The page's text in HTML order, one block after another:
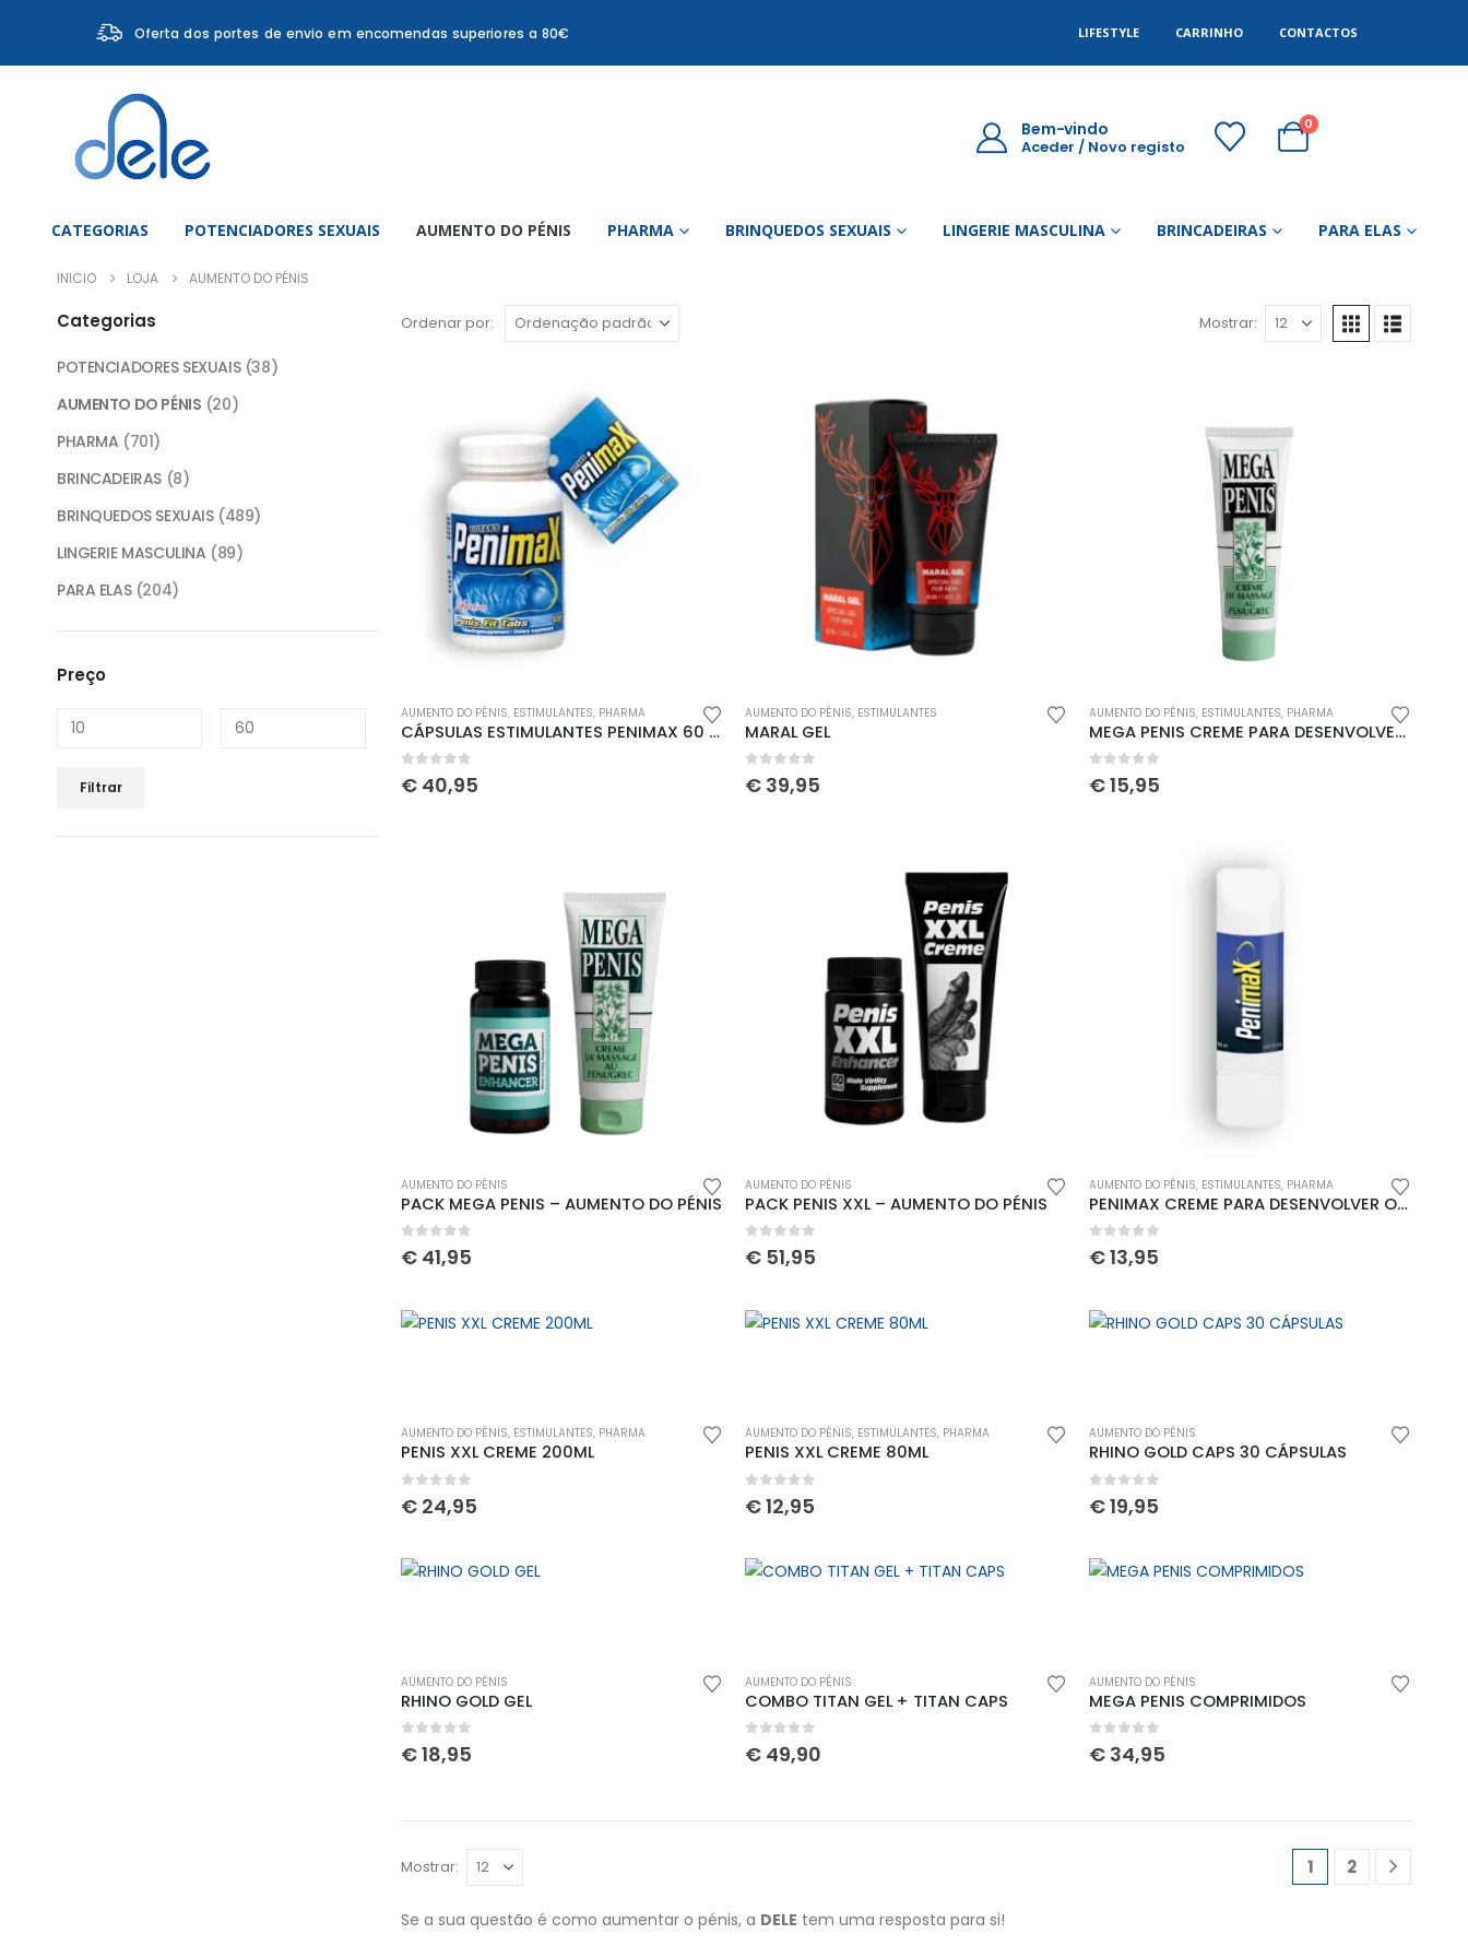
Oferta dos portes de envio em encomendas superiores a 80€ LIFESTYLE CARRINHO CONTACTOS
Bem-vindo
Aceder / Novo registo
0
CATEGORIAS POTENCIADORES SEXUAIS AUMENTO DO PÉNIS PHARMA BRINQUEDOS SEXUAIS LINGERIE MASCULINA BRINCADEIRAS PARA ELAS
INICIO LOJA AUMENTO DO PÉNIS
Ordenar por: Mostrar:
AUMENTO DO PÉNIS, ESTIMULANTES, PHARMA
CÁPSULAS ESTIMULANTES PENIMAX 60 COMPRIMIDOS
out of 5
€ 40,95
AUMENTO DO PÉNIS, ESTIMULANTES
MARAL GEL
out of 5
€39,95
AUMENTO DO PÉNIS, ESTIMULANTES, PHARMA
MEGA PENIS CREME PARA DESENVOLVER O PÉNIS 75ML
out of 5
€15,95
AUMENTO DO PÉNIS
PACK MEGA PENIS – AUMENTO DO PÉNIS
out of 5
€ 41,95
AUMENTO DO PÉNIS
PACK PENIS XXL – AUMENTO DO PÉNIS
out of 5
€51,95
AUMENTO DO PÉNIS, ESTIMULANTES, PHARMA
PENIMAX CREME PARA DESENVOLVER O PÉNIS 50ML
out of 5
€13,95
AUMENTO DO PÉNIS, ESTIMULANTES, PHARMA
PENIS XXL CREME 200ML
out of 5
€ 24,95
AUMENTO DO PÉNIS, ESTIMULANTES, PHARMA
PENIS XXL CREME 80ML
out of 5
€12,95
AUMENTO DO PÉNIS
RHINO GOLD CAPS 30 CÁPSULAS
out of 5
€19,95
AUMENTO DO PÉNIS
RHINO GOLD GEL
out of 5
€18,95
AUMENTO DO PÉNIS
COMBO TITAN GEL + TITAN CAPS
out of 5
€49,90
AUMENTO DO PÉNIS
MEGA PENIS COMPRIMIDOS
out of 5
€34,95
Mostrar: 1 2
Se a sua questão é como aumentar o pénis, a DELE tem uma resposta para si!
Categorias
POTENCIADORES SEXUAIS (38)
AUMENTO DO PÉNIS (20)
PHARMA (701)
BRINCADEIRAS (8)
BRINQUEDOS SEXUAIS (489)
LINGERIE MASCULINA (89)
PARA ELAS (204)
Preço
Filtrar